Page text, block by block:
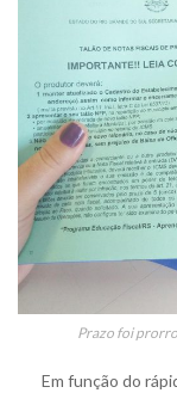
Prazo foi
Em função do